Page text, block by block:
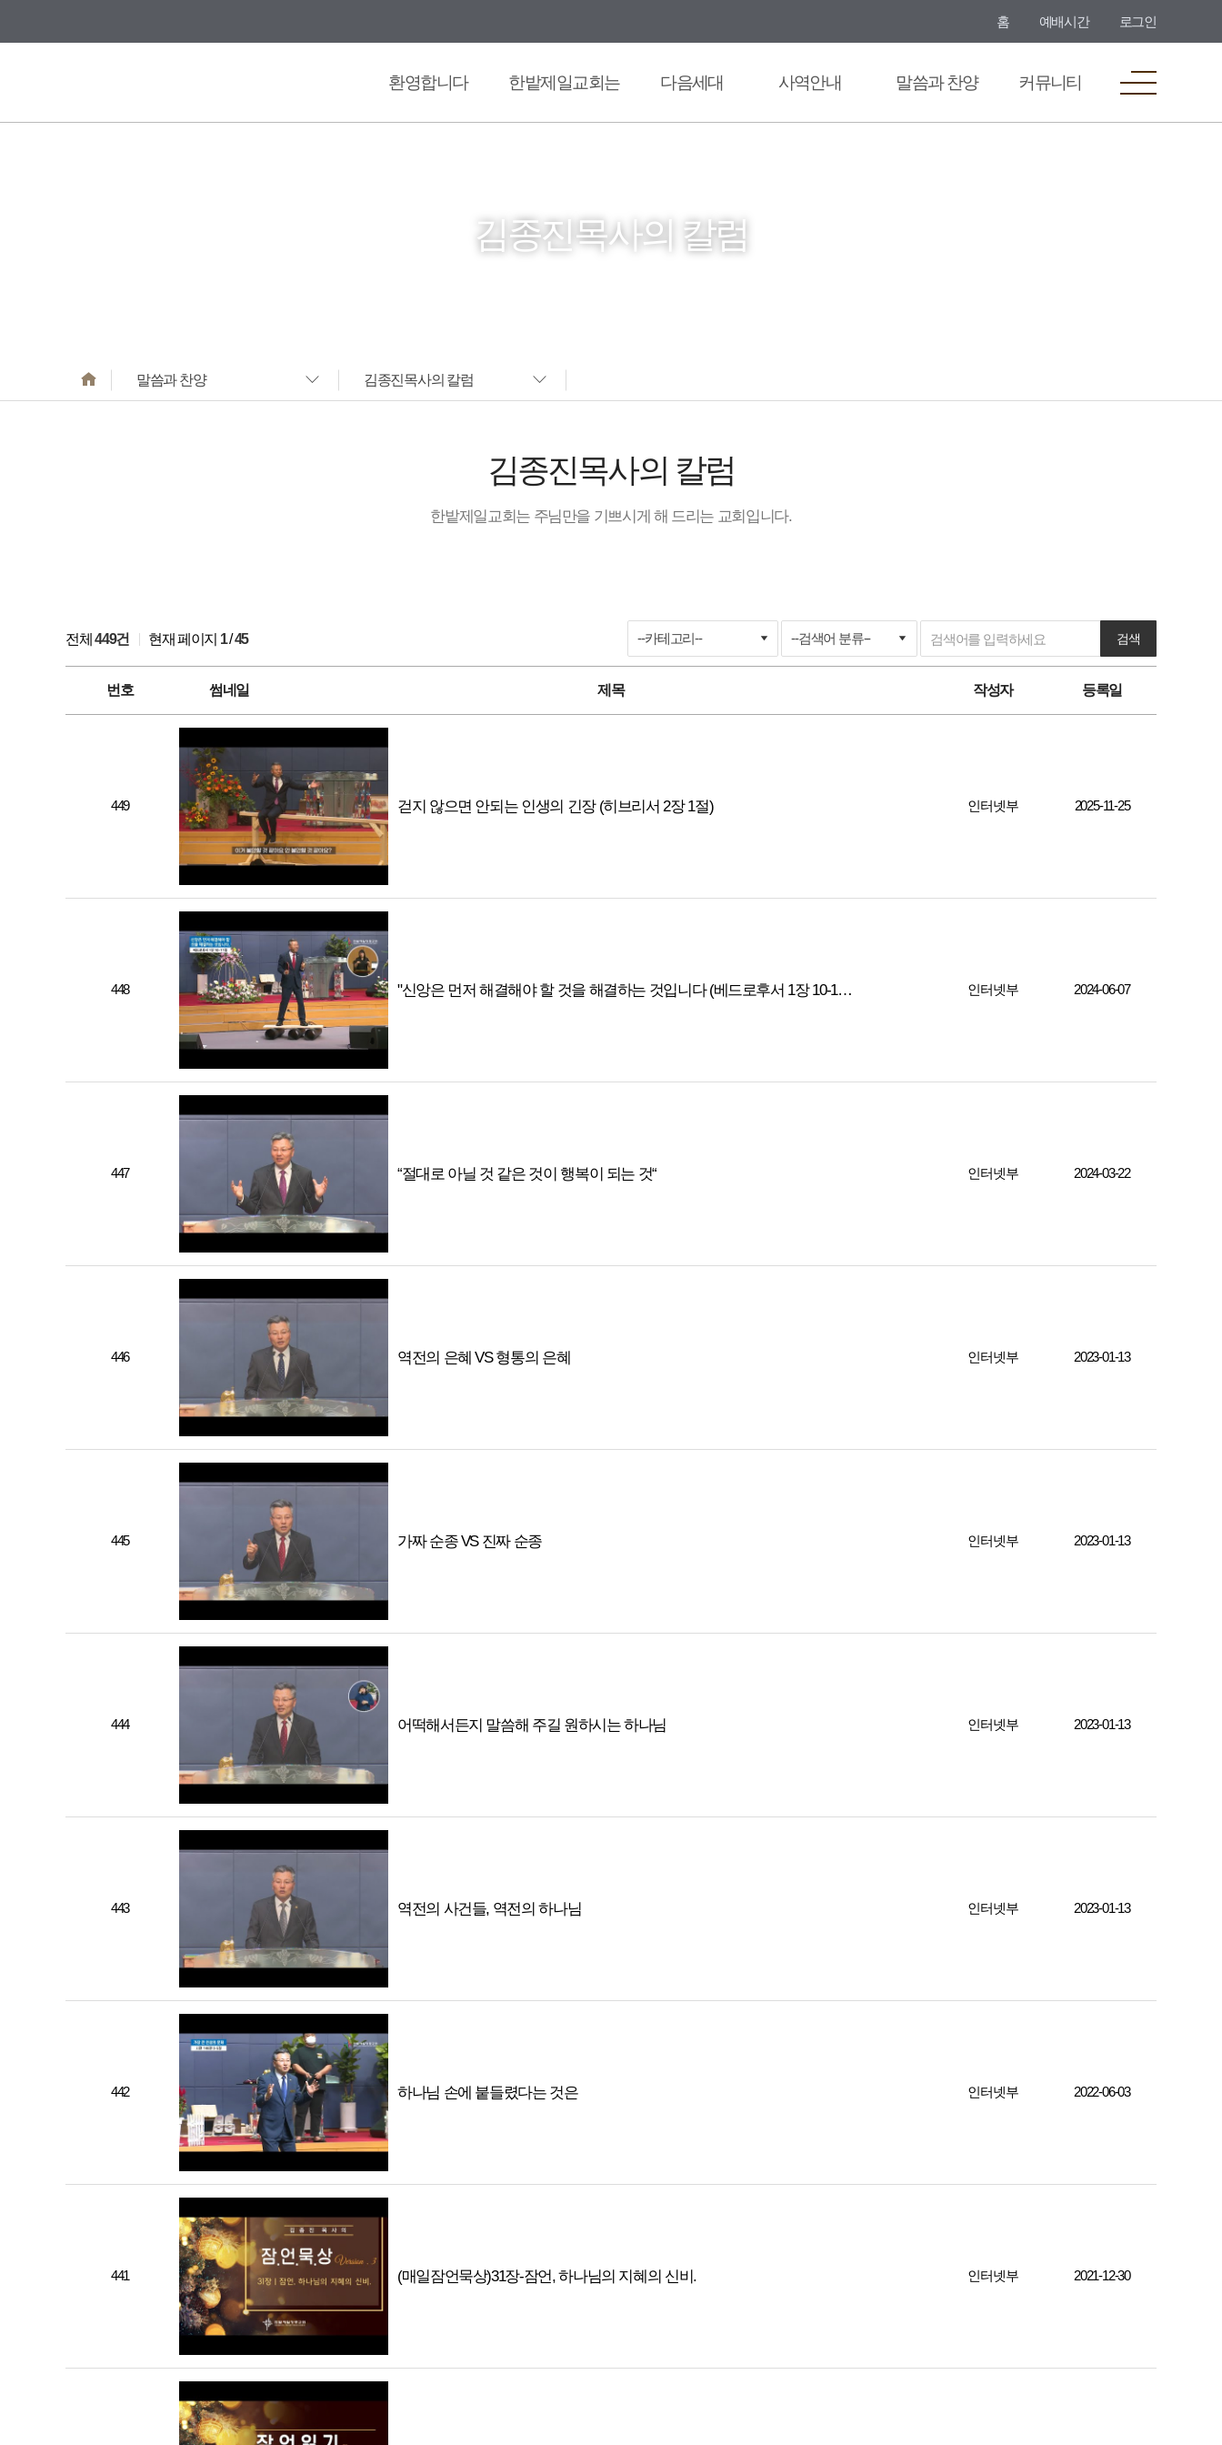
홈 예배시간 로그인
환영합니다 한밭제일교회는 다음세대 사역안내 말씀과 찬양 커뮤니티
김종진목사의 칼럼
말씀과 찬양 김종진목사의 칼럼
김종진목사의 칼럼
한밭제일교회는 주님만을 기쁘시게 해 드리는 교회입니다.
검색
전체449건 현재 페이지 1/45
번호 썸네일 제목 작성자 등록일
449 걷지 않으면 안되는 인생의 긴장 (히브리서 2장 1절) 인터넷부 2025-11-25
448 "신앙은 먼저 해결해야 할 것을 해결하는 것입니다 (베드로후서 1장 10-11절)" 인터넷부 2024-06-07
447 “절대로 아닐 것 같은 것이 행복이 되는 것“ 인터넷부 2024-03-22
446 역전의 은혜 VS 형통의 은혜 인터넷부 2023-01-13
445 가짜 순종 VS 진짜 순종 인터넷부 2023-01-13
444 어떡해서든지 말씀해 주길 원하시는 하나님 인터넷부 2023-01-13
443 역전의 사건들, 역전의 하나님 인터넷부 2023-01-13
442 하나님 손에 붙들렸다는 것은 인터넷부 2022-06-03
441 (매일잠언묵상)31장-잠언, 하나님의 지혜의 신비. 인터넷부 2021-12-30